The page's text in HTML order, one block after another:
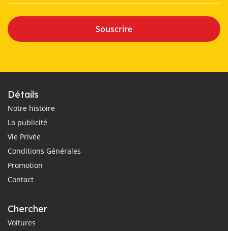
Souscrire
Détails
Notre histoire
La publicité
Vie Privée
Conditions Générales
Promotion
Contact
Chercher
Voitures